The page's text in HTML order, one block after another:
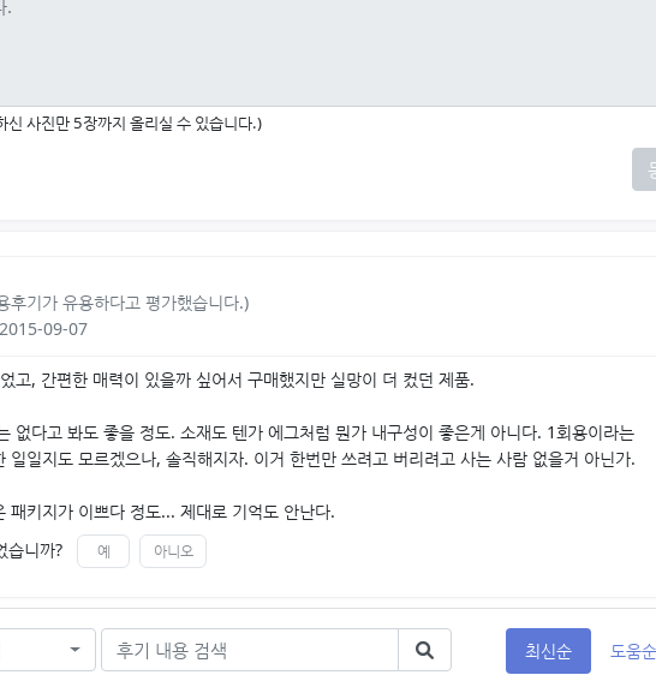
신 사진만 5장까지 올리실 수 있습니다.)
후기가 유용하다고 평가했습니다.)
2015-09-07
고, 간편한 매력이 있을까 싶어서 구매했지만 실망이 더 컸던 제품.
없다고 봐도 좋을 정도. 소재도 텐가 에그처럼 뭔가 내구성이 좋은게 아니다. 1회용이라는
일일지도 모르겠으나, 솔직해지자. 이거 한번만 쓰려고 버리려고 사는 사람 없을거 아닌가.
패키지가 이쁘다 정도... 제대로 기억도 안난다.
습니까? 예 아니오
최신순 도움순